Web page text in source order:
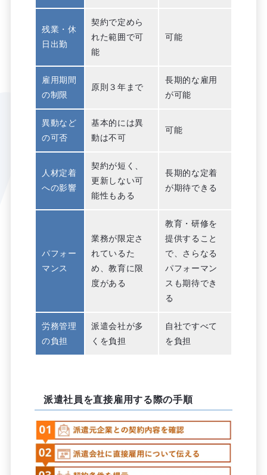
残業・休
日出勤
契約で定めら
れた範囲で可
能
可能
雇用期間
の制限
原則３年まで
長期的な雇用
が可能
異動など
の可否
基本的には異
動は不可
可能
人材定着
への影響
契約が短く、
更新しない可
能性もある
長期的な定着
が期待できる
パフォー
マンス
業務が限定さ
れているた
め、教育に限
度がある
教育・研修を
提供すること
で、さらなる
パフォーマン
スも期待でき
る
労務管理
の負担
派遣会社が多
くを負担
自社ですべて
を負担
派遣社員を直接雇用する際の手順